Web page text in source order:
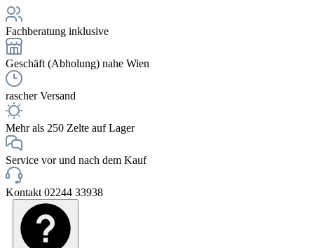
Fachberatung inklusive
Geschäft (Abholung) nahe Wien
rascher Versand
Mehr als 250 Zelte auf Lager
Service vor und nach dem Kauf
Kontakt 02244 33938